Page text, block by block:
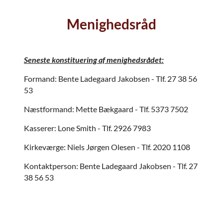
Menighedsråd
Seneste konstituering af menighedsrådet:
Formand: Bente Ladegaard Jakobsen - Tlf. 27 38 56
53
Næstformand: Mette Bækgaard - Tlf. 5373 7502
Kasserer: Lone Smith - Tlf. 2926 7983
Kirkeværge: Niels Jørgen Olesen - Tlf. 2020 1108
Kontaktperson: Bente Ladegaard Jakobsen - Tlf. 27
38 56 53